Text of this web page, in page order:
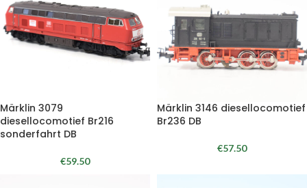
Märklin 3079
diesellocomotief Br216
sonderfahrt DB
€59.50
Märklin 3146 diesellocomotief
Br236 DB
€57.50